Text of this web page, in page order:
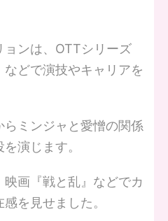
ョンは、OTTシリーズ
などで演技やキャリアを
ミンジャと愛憎の関係
演じます。
画『戦と乱』などでカ
を見せました。